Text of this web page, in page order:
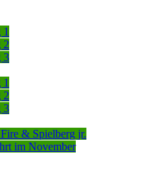
2
3
2
3
& Spielberg jr.
im November